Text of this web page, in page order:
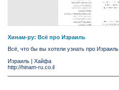
Хинам-ру: Всё про Израиль
Всё, что бы вы хотели узнать про Израиль
Израиль | Хайфа
http://hinam-ru.co.il